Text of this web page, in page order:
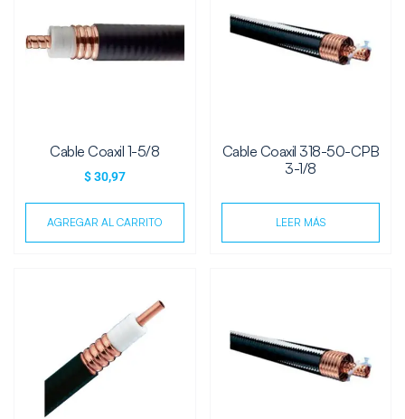
Cable Coaxil 1-5/8
$30,97
AGREGAR AL CARRITO
Cable Coaxil 318-50-CPB
3-1/8
LEER MÁS